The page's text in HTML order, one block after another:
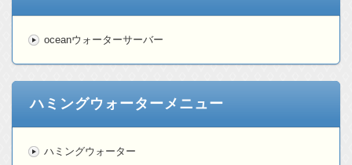
oceanウォーターサーバー
ハミングウォーターメニュー
ハミングウォーター